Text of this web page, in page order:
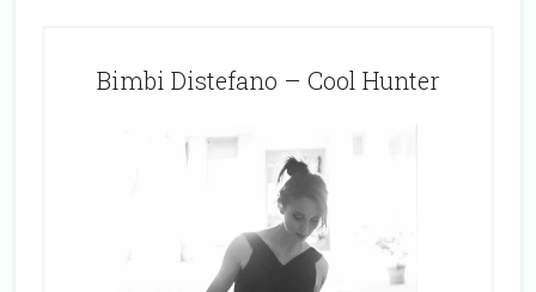
Bimbi Distefano – Cool Hunter